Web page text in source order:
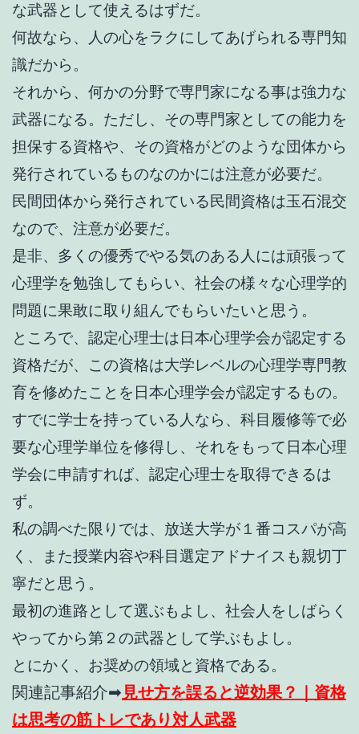
な武器として使えるはずだ。
何故なら、人の心をラクにしてあげられる専門知
識だから。
それから、何かの分野で専門家になる事は強力な
武器になる。ただし、その専門家としての能力を
担保する資格や、その資格がどのような団体から
発行されているものなのかには注意が必要だ。
民間団体から発行されている民間資格は玉石混交
なので、注意が必要だ。
是非、多くの優秀でやる気のある人には頑張って
心理学を勉強してもらい、社会の様々な心理学的
問題に果敢に取り組んでもらいたいと思う。
ところで、認定心理士は日本心理学会が認定する
資格だが、この資格は大学レベルの心理学専門教
育を修めたことを日本心理学会が認定するもの。
すでに学士を持っている人なら、科目履修等で必
要な心理学単位を修得し、それをもって日本心理
学会に申請すれば、認定心理士を取得できるは
ず。
私の調べた限りでは、放送大学が１番コスパが高
く、また授業内容や科目選定アドナイスも親切丁
寧だと思う。
最初の進路として選ぶもよし、社会人をしばらく
やってから第２の武器として学ぶもよし。
とにかく、お奨めの領域と資格である。
関連記事紹介➡ 見せ方を誤ると逆効果？｜資格
は思考の筋トレであり対人武器